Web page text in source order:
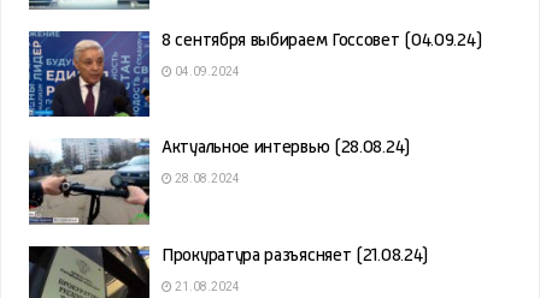
8 сентября выбираем Госсовет (04.09.24)
04.09.2024
Актуальное интервью (28.08.24)
28.08.2024
Прокуратура разъясняет (21.08.24)
21.08.2024